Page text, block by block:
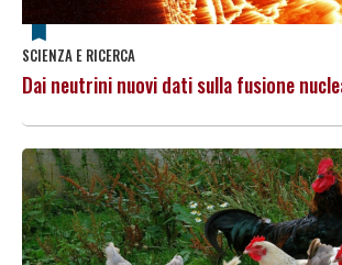
SCIENZA E RICERCA
Dai neutrini nuovi dati sulla fusione